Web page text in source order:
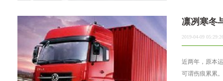
凛冽寒冬
2019-04-09
近两年，原本
可谓伤痕累累